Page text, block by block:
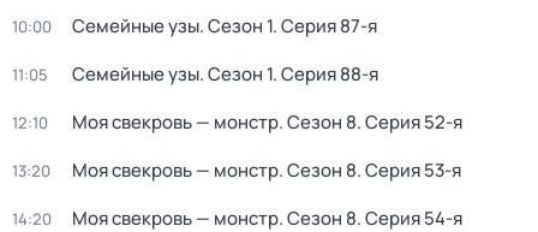
10:00 Семейные узы. Сезон 1. Серия 87-я
11:05 Семейные узы. Сезон 1. Серия 88-я
12:10 Моя свекровь — монстр. Сезон 8. Серия 52-я
13:20 Моя свекровь — монстр. Сезон 8. Серия 53-я
14:20 Моя свекровь — монстр. Сезон 8. Серия 54-я